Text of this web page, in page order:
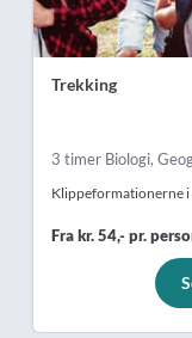
Trekking
3 timer Biologi,
Klippeformationerne i
Fra kr. 54,- pr.